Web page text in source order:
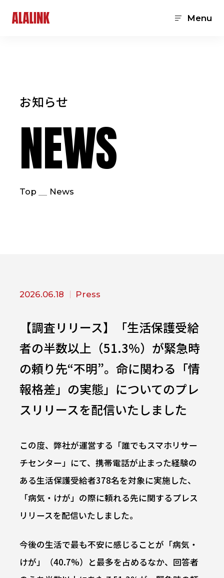
Menu
お知らせ
NEWS
Top News
2026.06.18 Press
【調査リリース】「生活保護受給
者の半数以上（51.3%）が緊急時
の頼り先“不明”。命に関わる「情
報格差」の実態」についてのプレ
スリリースを配信いたしました
この度、弊社が運営する「誰でもスマホリサー
チセンター」にて、携帯電話が止まった経験の
ある生活保護受給者378名を対象に実施した、
「病気・けが」の際に頼れる先に関するプレス
リリースを配信いたしました。
今後の生活で最も不安に感じることが「病気・
けが」（40.7%）と最多を占めるなか、回答者